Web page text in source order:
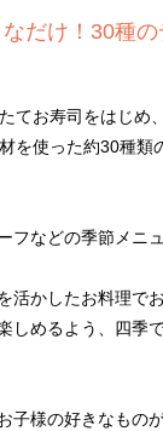
だけ！30種の
てお寿司をはじめ
を使った約30種類
フなどの季節メニ
活かしたお料理で
しめるよう、四季
子様の好きなもの